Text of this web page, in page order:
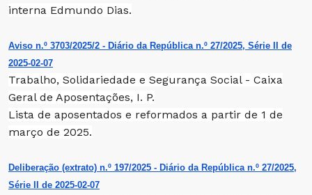
interna Edmundo Dias.
Aviso n.º 3703/2025/2 - Diário da República n.º 27/2025, Série II de
2025-02-07
Trabalho, Solidariedade e Segurança Social - Caixa
Geral de Aposentações, I. P.
Lista de aposentados e reformados a partir de 1 de
março de 2025.
Deliberação (extrato) n.º 197/2025 - Diário da República n.º 27/2025,
Série II de 2025-02-07